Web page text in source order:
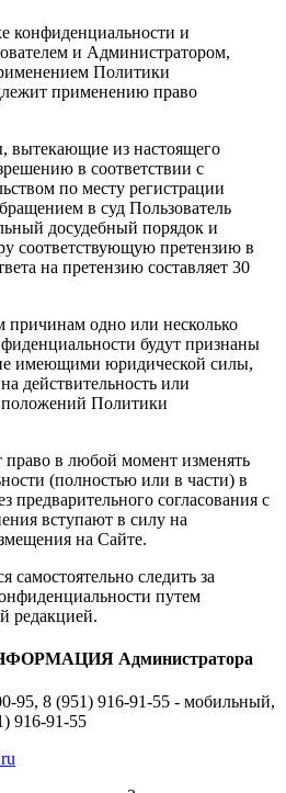
конфиденциальности и
и Администратором,
Политики
применению право
вытекающие из настоящего
в соответствии с
по месту регистрации
в суд Пользователь
досудебный порядок и
соответствующую претензию в
на претензию составляет 30
одно или несколько
будут признаны
имеющими юридической силы,
действительность или
Политики
в любой момент изменять
(полностью или в части) в
предварительного согласования с
вступают в силу на
на Сайте.
самостоятельно следить за
путем
редакцией.
Администратора
95, 8 (951) 916-91-55 - мобильный,
916-91-55